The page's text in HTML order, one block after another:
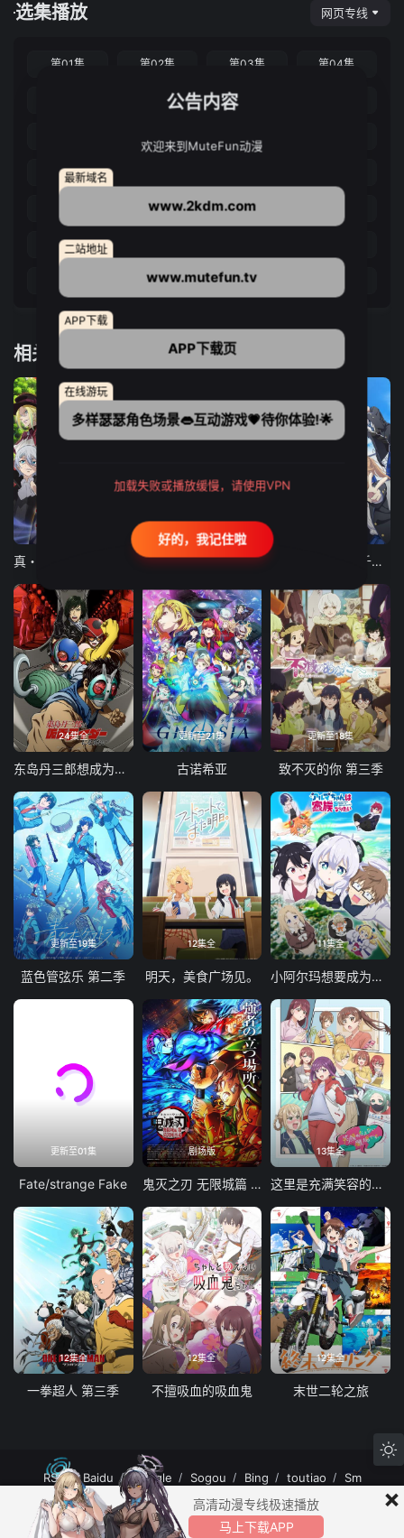
选集播放 网页专线
第01集 第02集 第03集 第04集
第06集 第07集
第13集
第18集 第19集
第21集
第26集 第27集
相关推荐
东京猫猫 NEW～♡ 弹珠汽水瓶里的千岁同学
24集全
东岛丹三郎想成为假面骑士
更新至21集
古诺希亚
更新至18集
致不灭的你 第三季
更新至19集
蓝色管弦乐 第二季
12集全
明天，美食广场见。
11集全
小阿尔玛想要成为家人
更新至01集
Fate/strange Fake
剧场版
鬼灭之刃 无限城篇 第一章 猗窝座再袭
13集全
这里是充满笑容的职场。
12集全
一拳超人 第三季
12集全
不擅吸血的吸血鬼
12集全
末世二轮之旅
RSS Baidu Google Sogou Bing toutiao Sm
MuteFun动漫网站-无声乐趣-(゜-゜)つロ 干杯~MuteFun动漫网站所有内容均来
自互联网分享站点所提供的公开引用资源，未提供资源上传、存储服务。
×
高清动漫专线极速播放
马上下载APP
公告内容
欢迎来到MuteFun动漫
最新域名
www.2kdm.com
二站地址
www.mutefun.tv
APP下载
APP下载页
在线游玩
多样瑟瑟角色场景👄互动游戏💗待你体验!🌟
加载失败或播放缓慢，请使用VPN
好的，我记住啦